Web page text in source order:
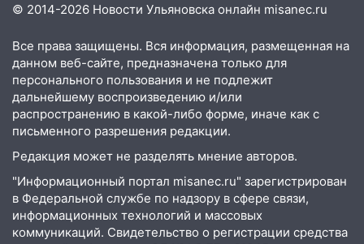
05.08.2026
22:58 Соцсети: на проспекте Тюленева
ДТП с мотоциклистом
20:22 Мошенники обманули 92-летнюю
жительницу Ульяновской области
19:14 Житель Ульяновской области
подвез троих незнакомцев на трассе и
18:14 Прогноз погоды на 6 августа в
Ульяновской области
© 2014-2026 Новости Ульяновска онлайн misanec.ru
Все права защищены. Вся информация, размещенная на
данном веб-сайте, предназначена только для
персонального пользования и не подлежит
дальнейшему воспроизведению и/или
распространению в какой-либо форме, иначе как с
письменного разрешения редакции.
Редакция может не разделять мнение авторов.
"Информационный портал misanec.ru" зарегистрирован
в Федеральной службе по надзору в сфере связи,
информационных технологий и массовых
коммуникаций. Свидетельство о регистрации средства